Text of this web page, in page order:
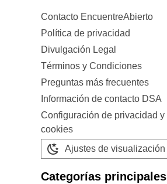
Contacto EncuentreAbierto
Política de privacidad
Divulgación Legal
Términos y Condiciones
Preguntas más frecuentes
Información de contacto DSA
Configuración de privacidad y
cookies
Ajustes de visualización
Categorías principales